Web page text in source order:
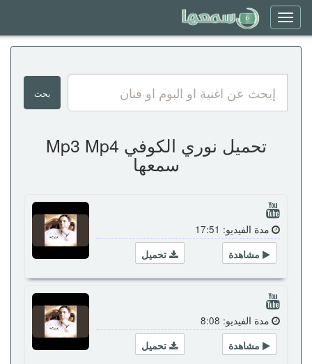
Toggle
navigation
تحميل نوري الكوفي Mp3 Mp4
سمعها
مدة الفيديو: 17:51
تحميل
مشاهدة
مدة الفيديو: 8:08
تحميل
مشاهدة